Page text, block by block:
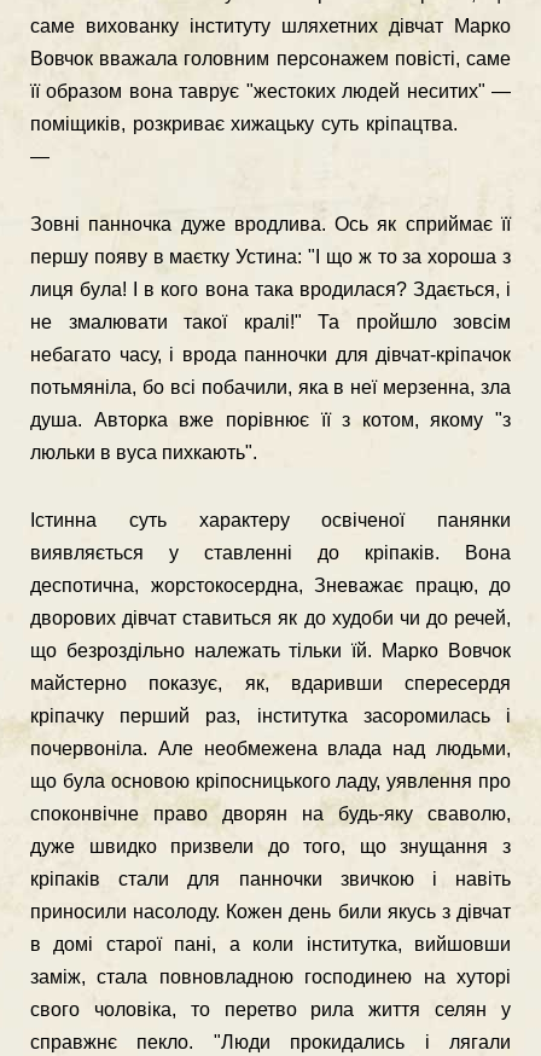
саме вихованку інституту шляхетних дівчат Марко
Вовчок вважала головним персонажем повісті, саме
її образом вона таврує "жестоких людей неситих" —
поміщиків, розкриває хижацьку суть кріпацтва.
—
Зовні панночка дуже вродлива. Ось як сприймає її
першу появу в маєтку Устина: "І що ж то за хороша з
лиця була! І в кого вона така вродилася? Здається, і
не змалювати такої кралі!" Та пройшло зовсім
небагато часу, і врода панночки для дівчат-кріпачок
потьмяніла, бо всі побачили, яка в неї мерзенна, зла
душа. Авторка вже порівнює її з котом, якому "з
люльки в вуса пихкають".
Істинна суть характеру освіченої панянки
виявляється у ставленні до кріпаків. Вона
деспотична, жорстокосердна, Зневажає працю, до
дворових дівчат ставиться як до худоби чи до речей,
що безроздільно належать тільки їй. Марко Вовчок
майстерно показує, як, вдаривши спересердя
кріпачку пер­ший раз, інститутка засоромилась і
почервоніла. Але необмежена влада над людьми,
що була основою кріпосницького ладу, уявлення про
споконвічне право дворян на будь-яку сваволю,
дуже швидко призвели до того, що знущання з
кріпаків стали для панночки звичкою і навіть
приносили насолоду. Кожен день били якусь з дівчат
в домі старої пані, а коли інститутка, вийшовши
заміж, стала повновладною господинею на хуторі
свого чоловіка, то перетво рила життя селян у
справжнє пекло. "Люди прокидались і лягали